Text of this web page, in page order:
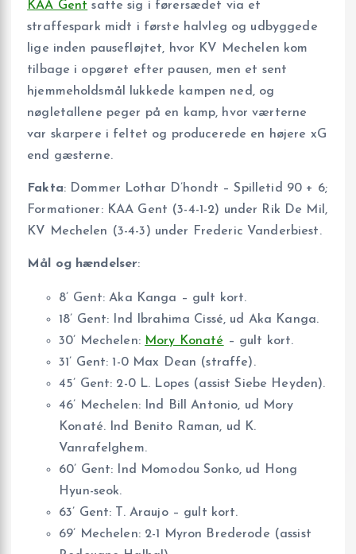
KAA Gent satte sig i førersædet via et
straffespark midt i første halvleg og udbyggede
lige inden pausefløjtet, hvor KV Mechelen kom
tilbage i opgøret efter pausen, men et sent
hjemmeholdsmål lukkede kampen ned, og
nøgletallene peger på en kamp, hvor værterne
var skarpere i feltet og producerede en højere xG
end gæsterne.
Fakta: Dommer Lothar D’hondt – Spilletid 90 + 6;
Formationer: KAA Gent (3-4-1-2) under Rik De Mil,
KV Mechelen (3-4-3) under Frederic Vanderbiest.
Mål og hændelser:
8’ Gent: Aka Kanga – gult kort.
18’ Gent: Ind Ibrahima Cissé, ud Aka Kanga.
30’ Mechelen: Mory Konaté – gult kort.
31’ Gent: 1-0 Max Dean (straffe).
45’ Gent: 2-0 L. Lopes (assist Siebe Heyden).
46’ Mechelen: Ind Bill Antonio, ud Mory
Konaté. Ind Benito Raman, ud K.
Vanrafelghem.
60’ Gent: Ind Momodou Sonko, ud Hong
Hyun-seok.
63’ Gent: T. Araujo – gult kort.
69’ Mechelen: 2-1 Myron Brederode (assist